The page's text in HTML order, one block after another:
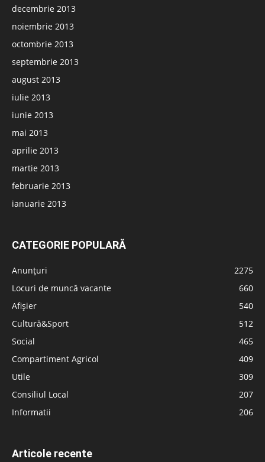
decembrie 2013
noiembrie 2013
octombrie 2013
septembrie 2013
august 2013
iulie 2013
iunie 2013
mai 2013
aprilie 2013
martie 2013
februarie 2013
ianuarie 2013
CATEGORIE POPULARĂ
Anunțuri
2275
Locuri de muncă vacante
660
Afișier
540
Cultură&Sport
512
Social
465
Compartiment Agricol
409
Utile
309
Consiliul Local
207
Informatii
206
Articole recente